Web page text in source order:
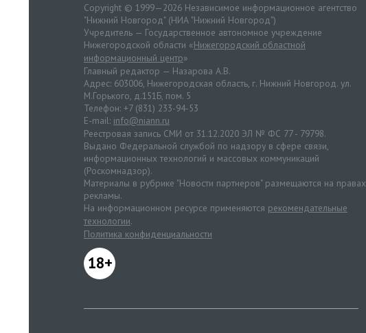
Copyright © 1999—2026 Независимое информационное агентство
"Нижний Новгород" (НИА "Нижний Новгород")
Учредитель — Государственное автономное учреждение
Нижегородской области «Нижегородский областной
информационный центр»
Главный редактор — Назарова А.В.
Адрес: 603006, Нижегородская область, г. Нижний Новгород. ул.
М.Горького, д.151Б, пом. 5
Телефон: +7 (831) 233-94-53
E-mail: info@niann.ru
Реестровая запись СМИ от 31.12.2020 ЭЛ № ФС 77 - 79798.
Выдано Федеральной службой по надзору в сфере связи,
информационных технологий и массовых коммуникаций
(Роскомнадзор).
Материалы в рубрике "Новости партнеров" размещаются на правах
рекламы.
На информационном ресурсе применяются рекомендательные
технологии.
Политика конфиденциальности
18+